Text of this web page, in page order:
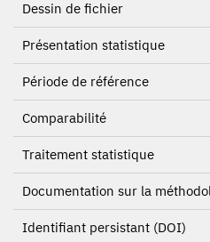
Dessin de fichier
Présentation statistique
Période de référence
Comparabilité
Traitement statistique
Documentation sur la
Identifiant persistant (DOI)